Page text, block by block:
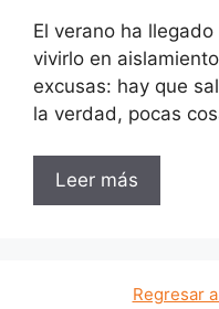
El verano ha
vivirlo en
excusas: hay que
la verdad, pocas
Leer más
Regresar